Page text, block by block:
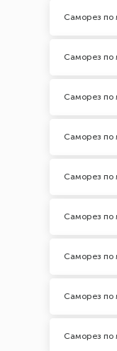
Саморез по
Саморез по
Саморез по
Саморез по
Саморез по
Саморез по
Саморез по
Саморез по
Саморез по